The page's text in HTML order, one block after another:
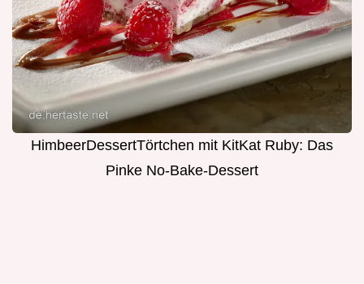
HimbeerDessertTörtchen mit KitKat Ruby: Das
Pinke No-Bake-Dessert